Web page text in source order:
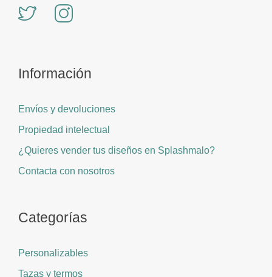
Información
Envíos y devoluciones
Propiedad intelectual
¿Quieres vender tus diseños en Splashmalo?
Contacta con nosotros
Categorías
Personalizables
Tazas y termos